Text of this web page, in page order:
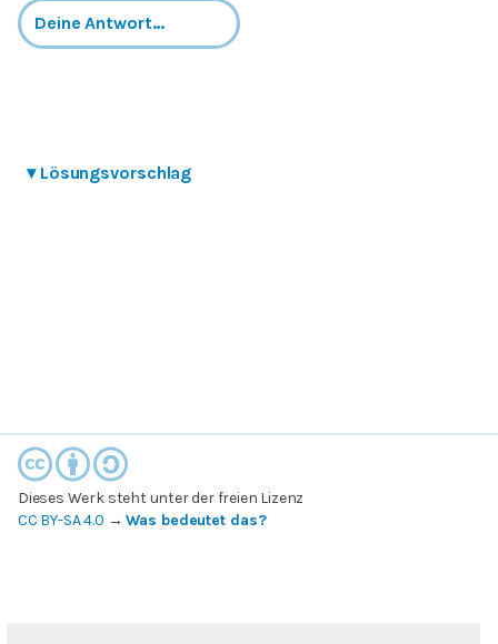
▾ Lösungsvorschlag
Dieses Werk steht unter der freien Lizenz
CC BY-SA 4.0 →Was bedeutet das?